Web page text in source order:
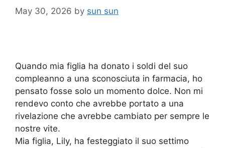
May 30, 2026 by sun sun
Quando mia figlia ha donato i soldi del suo
compleanno a una sconosciuta in farmacia, ho
pensato fosse solo un momento dolce. Non mi
rendevo conto che avrebbe portato a una
rivelazione che avrebbe cambiato per sempre le
nostre vite.
Mia figlia, Lily, ha festeggiato il suo settimo